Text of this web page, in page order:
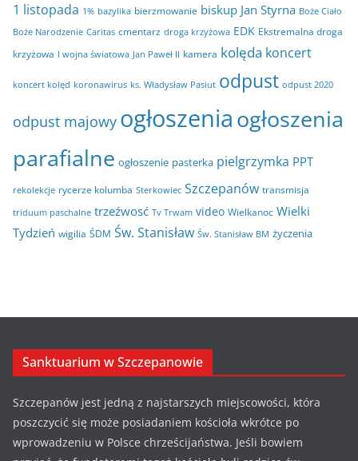
w
a
1 listopada 1% bazylika bierzmowanie biskup Jan Styrna Boże Ciało
Boże Narodzenie Caritas cmentarz droga krzyżowa EDK Ekstremalna droga
krzyżowa I wojna światowa Jan Paweł II kamera kolęda koncert
koncert kolęd koronawirus ks. Władysław Pasiut odpust odpust 2020
odpust majowy ogłoszeniaogłoszenia
parafialne ogłoszenie pasterka pielgrzymka PPT
rekolekcje rycerze kolumba Sterkowiec Szczepanów transmisja
triduum paschalne trzeźwosć Tv Trwam video Wielkanoc Wielki
Tydzień wigilia ŚDM Św. Stanisław Św. Stanisław BM życzenia
Sanktuarium w Szczepanowie
Szczepanów jest jedną z najstarszych miejscowości, która
poszczycić się może posiadaniem kościoła wkrótce po
wprowadzeniu w Polsce chrześcijaństwa. Jeśli bowiem